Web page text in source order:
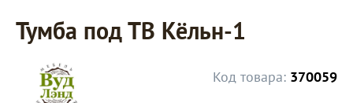
Тумба под ТВ Кёльн-1
Код товара: 370059